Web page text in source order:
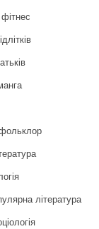
література